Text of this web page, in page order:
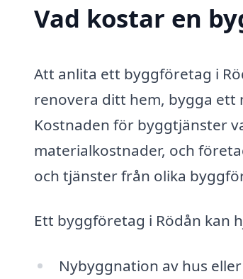
Vad kostar en
Att anlita ett byggföretag i
renovera ditt hem, bygga ett
Kostnaden för byggtjänster
materialkostnader, och
och tjänster från olika
Ett byggföretag i Rödån kan
Nybyggnation av hus